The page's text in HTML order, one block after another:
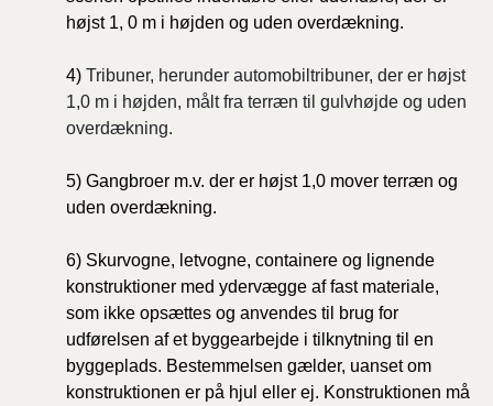
højst 1, 0 m i højden og uden overdækning.
4) Tribuner, herunder automobiltribuner, der er højst
1,0 m i højden, målt fra terræn til gulvhøjde og uden
overdækning.
5) Gangbroer m.v. der er højst 1,0 mover terræn og
uden overdækning.
6) Skurvogne, letvogne, containere og lignende
konstruktioner med ydervægge af fast materiale,
som ikke opsættes og anvendes til brug for
udførelsen af et byggearbejde i tilknytning til en
byggeplads. Bestemmelsen gælder, uanset om
konstruktionen er på hjul eller ej. Konstruktionen må